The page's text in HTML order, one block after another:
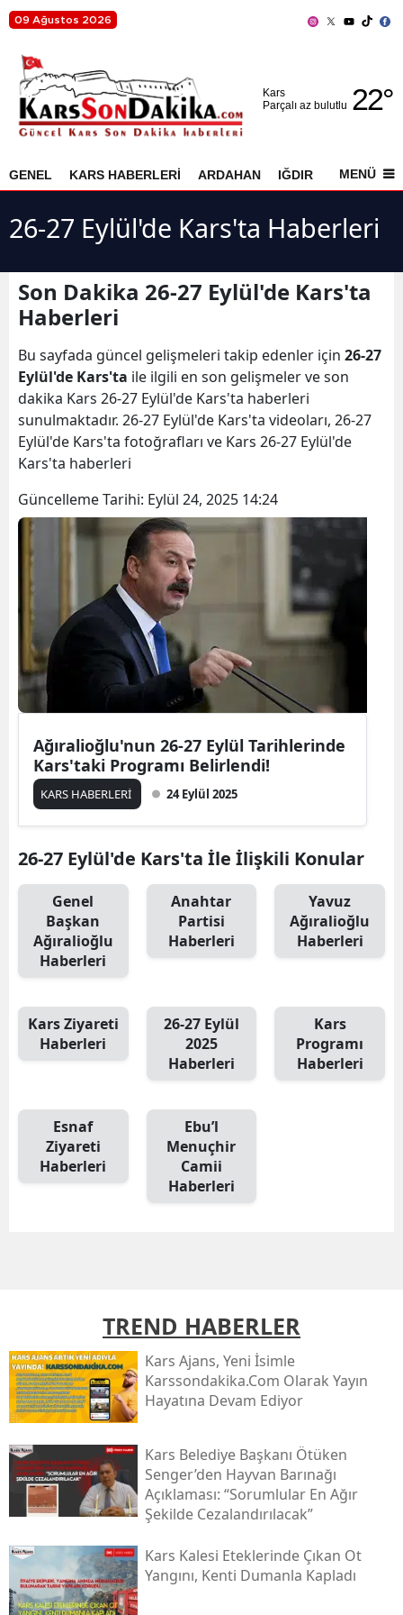
09 Ağustos 2026
Kars
Parçalı az bulutlu 22°
Adıyaman
Ağrı
Ankara
Antalya
Aydın
Balıkesir
Bilecik
Bolu
Burdur
Bursa
Çanakkale
Çorum
Denizli
Edirne
Elazığ
Erzincan
Erzurum
Gaziantep
Giresun
Kastamonu
Kırklareli
Kırşehir
Konya
GENEL KARS HABERLERİ ARDAHAN IĞDIR AKYAKA
MENÜ
26-27 Eylül'de Kars'ta Haberleri
Son Dakika 26-27 Eylül'de Kars'ta
Haberleri
Bu sayfada güncel gelişmeleri takip edenler için 26-27
Eylül'de Kars'ta ile ilgili en son gelişmeler ve son
dakika Kars 26-27 Eylül'de Kars'ta haberleri
sunulmaktadır. 26-27 Eylül'de Kars'ta videoları, 26-27
Eylül'de Kars'ta fotoğrafları ve Kars 26-27 Eylül'de
Kars'ta haberleri
Güncelleme Tarihi: Eylül 24, 2025 14:24
Ağıralioğlu'nun 26-27 Eylül Tarihlerinde
Kars'taki Programı Belirlendi!
KARS HABERLERİ 24 Eylül 2025
26-27 Eylül'de Kars'ta İle İlişkili Konular
Genel
Başkan
Ağıralioğlu
Haberleri
Anahtar
Partisi
Haberleri
Yavuz
Ağıralioğlu
Haberleri
Kars Ziyareti
Haberleri
26-27 Eylül
2025
Haberleri
Kars
Programı
Haberleri
Esnaf
Ziyareti
Haberleri
Ebu’l
Menuçhir
Camii
Haberleri
TREND HABERLER
Kars Ajans, Yeni İsimle
Karssondakika.com Olarak Yayın
Hayatına Devam Ediyor
Kars Belediye Başkanı Ötüken
Senger’den Hayvan Barınağı
Açıklaması: “sorumlular En Ağır
Şekilde Cezalandırılacak”
Kars Kalesi Eteklerinde Çıkan Ot
Yangını, Kenti Dumanla Kapladı